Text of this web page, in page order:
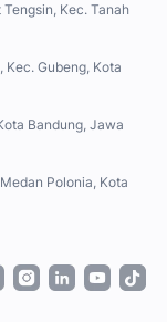
Kec. Tanah
Kec. Gubeng, Kota
Bandung, Jawa
Polonia, Kota